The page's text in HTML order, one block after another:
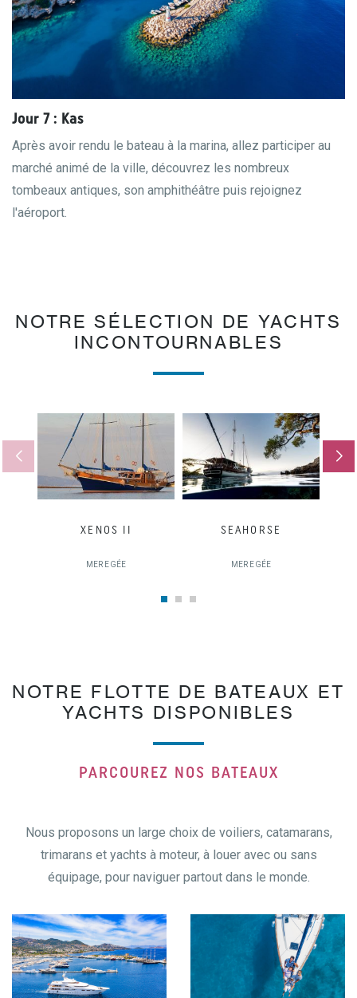
Jour 7 : Kas
Après avoir rendu le bateau à la marina, allez participer au
marché animé de la ville, découvrez les nombreux
tombeaux antiques, son amphithéâtre puis rejoignez
l'aéroport.
NOTRE SÉLECTION DE YACHTS
INCONTOURNABLES
XENOS II
MER EGÉE
SEAHORSE
MER EGÉE
NOTRE FLOTTE DE BATEAUX ET
YACHTS DISPONIBLES
PARCOUREZ NOS BATEAUX
Nous proposons un large choix de voiliers, catamarans,
trimarans et yachts à moteur, à louer avec ou sans
équipage, pour naviguer partout dans le monde.